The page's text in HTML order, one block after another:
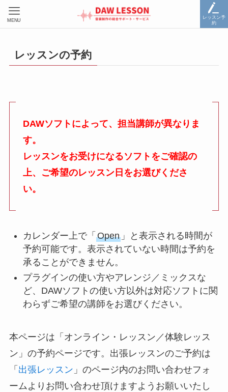
レッスン予
約
MENU
レッスンの予約
DAWソフトによって、担当講師が異なりま
す。
レッスンをお受けになるソフトをご確認の
上、ご希望のレッスン日をお選びくださ
い。
カレンダー上で「 Open」と表示される時間が
予約可能です。表示されていない時間は予約を
承ることができません。
プラグインの使い方やアレンジ／ミックスな
ど、DAWソフトの使い方以外は対応ソフトに関
わらずご希望の講師をお選びください。
本ページは「オンライン・レッスン／体験レッス
ン」の予約ページです。出張レッスンのご予約は
「 出張レッスン 」のページ内のお問い合わせフォ
ームよりお問い合わせ頂けますようお願いいたし